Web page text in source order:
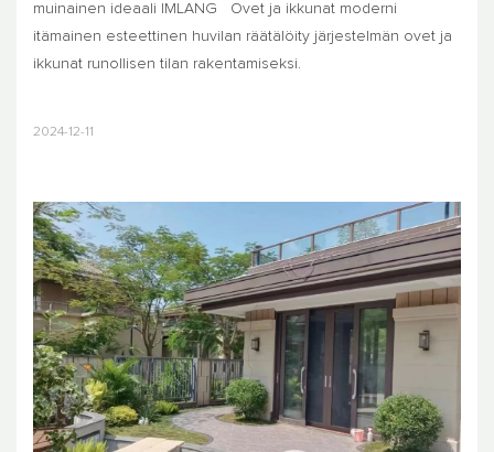
muinainen ideaali
IMLANG
Ovet ja ikkunat moderni
itämainen esteettinen huvilan räätälöity järjestelmän ovet ja
ikkunat runollisen tilan rakentamiseksi.
2024-12-11